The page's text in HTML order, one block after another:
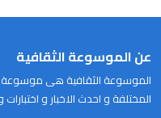
عن الموسوعة الثقافية
الموسوعة الثقافية هى موسوعة
المختلفة و احدث الاخبار و